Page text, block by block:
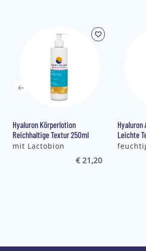
Hyaluron Körperlotion
Reichhaltige Textur 250ml
mit Lactobion
€ 21,20
Hyaluron
Leichte